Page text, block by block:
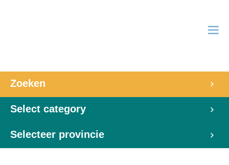
Zoeken
Select category
Selecteer provincie